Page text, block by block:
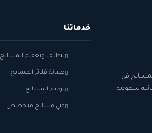
في
والدرعية منذ 2010. نحن الخيار الأول لأكثر من 5000 عائلة سعودية
خدماتنا
تنظيف وتعقيم المسابح
صيانة فلاتر المسابح
ترميم المسابح
فني مسابح متخصص